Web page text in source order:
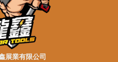
展業有限公司